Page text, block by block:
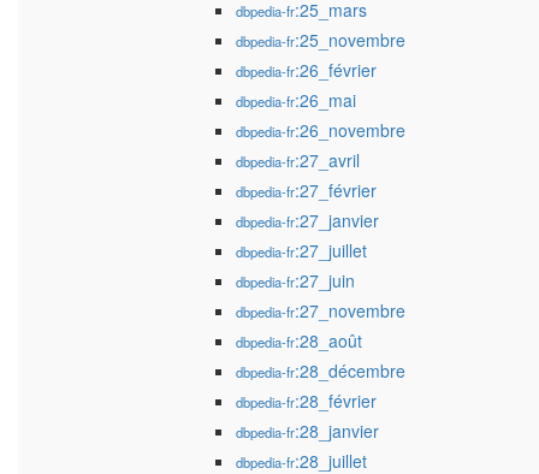
dbpedia-fr:25_mars
dbpedia-fr:25_novembre
dbpedia-fr:26_février
dbpedia-fr:26_mai
dbpedia-fr:26_novembre
dbpedia-fr:27_avril
dbpedia-fr:27_février
dbpedia-fr:27_janvier
dbpedia-fr:27_juillet
dbpedia-fr:27_juin
dbpedia-fr:27_novembre
dbpedia-fr:28_août
dbpedia-fr:28_décembre
dbpedia-fr:28_février
dbpedia-fr:28_janvier
dbpedia-fr:28_juillet